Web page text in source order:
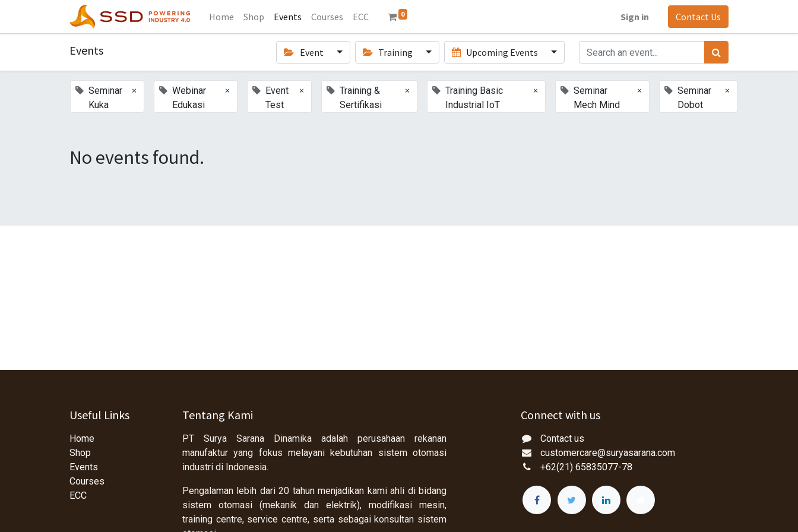
Home Shop Events Courses ECC 0 Sign in Contact Us
Events Event Training Upcoming Events
Seminar
Kuka
×
Webinar
Edukasi
×
Event
Test
×
Training &
Sertifikasi
×
Training Basic
Industrial IoT
×
Seminar
Mech Mind
×
Seminar
Dobot
×
No events found.
Useful Links
Home
Shop
Events
Courses
ECC
Tentang Kami
PT Surya Sarana Dinamika adalah perusahaan rekanan
manufaktur yang fokus melayani kebutuhan sistem otomasi
industri di Indonesia.
Pengalaman lebih dari 20 tahun menjadikan kami ahli di bidang
sistem otomasi (mekanik dan elektrik), modifikasi mesin,
training centre, service centre, serta sebagai konsultan sistem
Connect with us
Contact us
customercare@suryasarana.com
+62(21) 65835077-78